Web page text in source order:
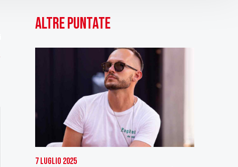
Altre puntate
7 Luglio 2025